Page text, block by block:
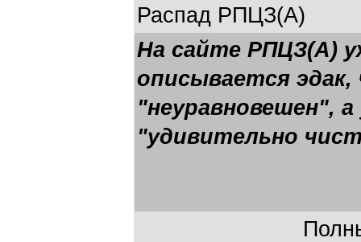
Распад РПЦЗ(А)
На сайте РПЦЗ(А)
описывается
"неуравновешен",
"удивительно